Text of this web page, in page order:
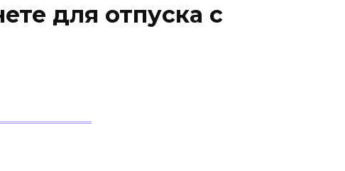
для отпуска с